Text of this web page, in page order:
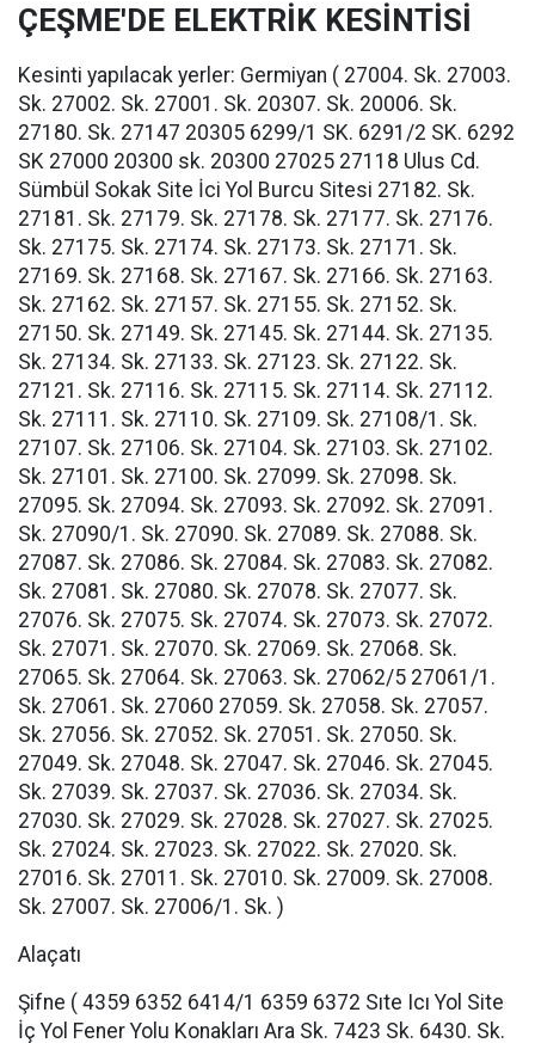
ÇEŞME'DE ELEKTRİK KESİNTİSİ
Kesinti yapılacak yerler: Germiyan ( 27004. Sk. 27003.
Sk. 27002. Sk. 27001. Sk. 20307. Sk. 20006. Sk.
27180. Sk. 27147 20305 6299/1 SK. 6291/2 SK. 6292
SK 27000 20300 sk. 20300 27025 27118 Ulus Cd.
Sümbül Sokak Site İci Yol Burcu Sitesi 27182. Sk.
27181. Sk. 27179. Sk. 27178. Sk. 27177. Sk. 27176.
Sk. 27175. Sk. 27174. Sk. 27173. Sk. 27171. Sk.
27169. Sk. 27168. Sk. 27167. Sk. 27166. Sk. 27163.
Sk. 27162. Sk. 27157. Sk. 27155. Sk. 27152. Sk.
27150. Sk. 27149. Sk. 27145. Sk. 27144. Sk. 27135.
Sk. 27134. Sk. 27133. Sk. 27123. Sk. 27122. Sk.
27121. Sk. 27116. Sk. 27115. Sk. 27114. Sk. 27112.
Sk. 27111. Sk. 27110. Sk. 27109. Sk. 27108/1. Sk.
27107. Sk. 27106. Sk. 27104. Sk. 27103. Sk. 27102.
Sk. 27101. Sk. 27100. Sk. 27099. Sk. 27098. Sk.
27095. Sk. 27094. Sk. 27093. Sk. 27092. Sk. 27091.
Sk. 27090/1. Sk. 27090. Sk. 27089. Sk. 27088. Sk.
27087. Sk. 27086. Sk. 27084. Sk. 27083. Sk. 27082.
Sk. 27081. Sk. 27080. Sk. 27078. Sk. 27077. Sk.
27076. Sk. 27075. Sk. 27074. Sk. 27073. Sk. 27072.
Sk. 27071. Sk. 27070. Sk. 27069. Sk. 27068. Sk.
27065. Sk. 27064. Sk. 27063. Sk. 27062/5 27061/1.
Sk. 27061. Sk. 27060 27059. Sk. 27058. Sk. 27057.
Sk. 27056. Sk. 27052. Sk. 27051. Sk. 27050. Sk.
27049. Sk. 27048. Sk. 27047. Sk. 27046. Sk. 27045.
Sk. 27039. Sk. 27037. Sk. 27036. Sk. 27034. Sk.
27030. Sk. 27029. Sk. 27028. Sk. 27027. Sk. 27025.
Sk. 27024. Sk. 27023. Sk. 27022. Sk. 27020. Sk.
27016. Sk. 27011. Sk. 27010. Sk. 27009. Sk. 27008.
Sk. 27007. Sk. 27006/1. Sk. )
Alaçatı
Şifne ( 4359 6352 6414/1 6359 6372 Sıte Icı Yol Site
İç Yol Fener Yolu Konakları Ara Sk. 7423 Sk. 6430. Sk.